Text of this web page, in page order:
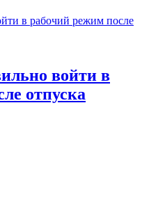
войти в
отпуска